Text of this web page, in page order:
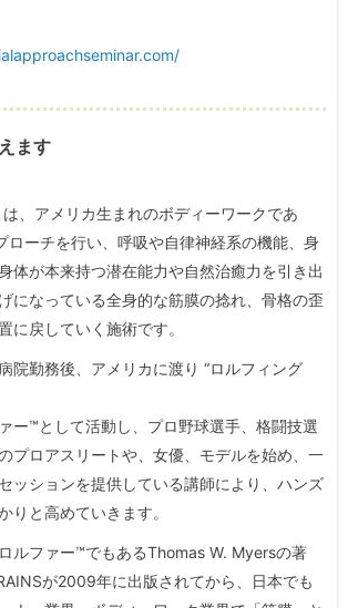
ます
は、アメリカ生まれのボディーワークであ
ローチを行い、呼吸や自律神経系の機能、身
体が本来持つ潜在能力や自然治癒力を引き出
になっている全身的な筋膜の捻れ、骨格の歪
に戻していく施術です。
院勤務後、アメリカに渡り “ロルフィング
ー™️として活動し、プロ野球選手、格闘技選
プロアスリートや、女優、モデルを始め、一
ッションを提供している講師により、ハンズ
りと高めていきます。
ルファー™️でもあるThomas W. Myersの著
が2009年に出版されてから、日本でも